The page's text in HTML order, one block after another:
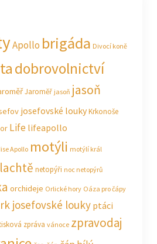
Apollo brigáda Divocí koně
dobrovolnictví
Jaroměř jasoň jasoň
josefovské loukyKrkonoše
Life lifeapollo
Apollo motýli motýlí král
netopýři noc netopýrů
orchideje Orlické hory Oáza pro čápy
josefovské louky ptáci
zpráva vánoce zpravodaj